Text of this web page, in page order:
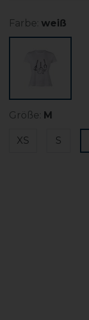
Farbe: weiß
Größe: M
XS S